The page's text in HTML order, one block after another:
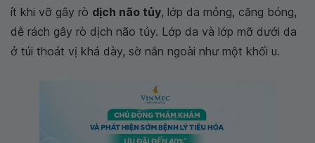
ít khi vỡ gây rò dịch não tủy, lớp da mỏng, căng bóng,
dễ rách gây rò dịch não tủy. Lớp da và lớp mỡ dưới da
ở túi thoát vị khá dày, sờ nắn ngoài như một khối u.